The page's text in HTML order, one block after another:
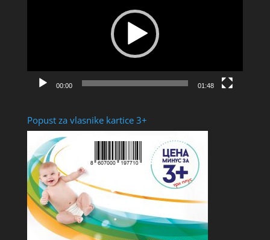
00:00 01:48
Popust za vlasnike kartice 3+